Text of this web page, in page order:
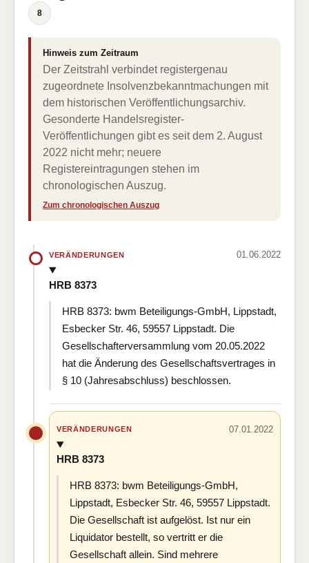
8
Hinweis zum Zeitraum
Der Zeitstrahl verbindet registergenau
zugeordnete Insolvenzbekanntmachungen mit
dem historischen Veröffentlichungsarchiv.
Gesonderte Handelsregister-
Veröffentlichungen gibt es seit dem 2. August
2022 nicht mehr; neuere
Registereintragungen stehen im
chronologischen Auszug.
Zum chronologischen Auszug
VERÄNDERUNGEN 01.06.2022
HRB 8373
HRB 8373: bwm Beteiligungs-GmbH, Lippstadt,
Esbecker Str. 46, 59557 Lippstadt. Die
Gesellschafterversammlung vom 20.05.2022
hat die Änderung des Gesellschaftsvertrages in
§ 10 (Jahresabschluss) beschlossen.
VERÄNDERUNGEN 07.01.2022
HRB 8373
HRB 8373: bwm Beteiligungs-GmbH,
Lippstadt, Esbecker Str. 46, 59557 Lippstadt.
Die Gesellschaft ist aufgelöst. Ist nur ein
Liquidator bestellt, so vertritt er die
Gesellschaft allein. Sind mehrere